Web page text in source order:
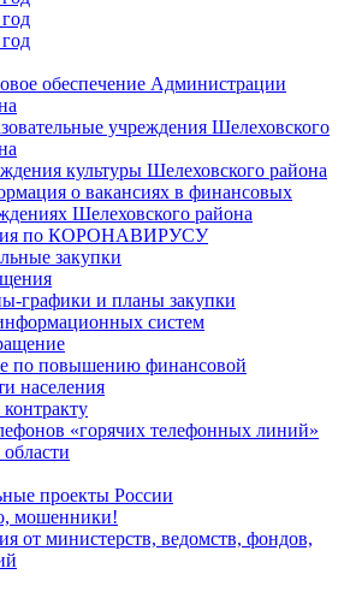
обеспечение Администрации
учреждения Шелеховского
культуры Шелеховского района
о вакансиях в финансовых
Шелеховского района
по КОРОНАВИРУСУ
закупки
графики и планы закупки
систем
по повышению финансовой
населения
«горячих телефонных линий»
проекты России
мошенники!
от министерств, ведомств, фондов,